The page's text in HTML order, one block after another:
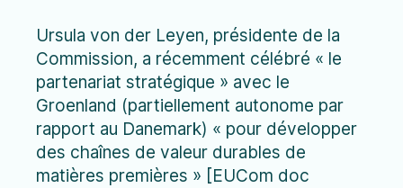
Ursula von der Leyen, présidente de la
Commission, a récemment célébré « le
partenariat stratégique » avec le
Groenland (partiellement autonome par
rapport au Danemark) « pour développer
des chaînes de valeur durables de
matières premières » [EUCom doc